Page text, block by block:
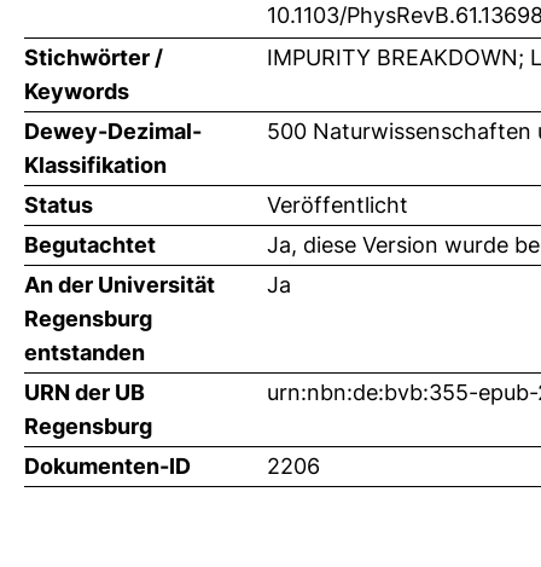
10.1103/
Stichwörter /
Keywords
IMPURITY BREAKDOWN;
Dewey-Dezimal-
Klassifikation
500 Naturwissenschaften
Status
Veröffentlicht
Begutachtet
Ja, diese Version wurde
An der Universität
Regensburg
entstanden
Ja
URN der UB
Regensburg
urn:nbn:de:bvb:355-
Dokumenten-ID 2206